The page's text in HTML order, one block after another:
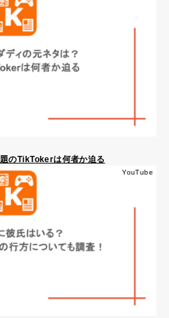
のTikTokerは何者か迫る
YouTube